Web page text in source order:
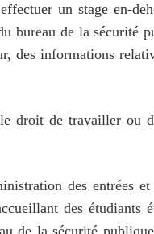
un stage en-
bureau de la
des informations
de travailler ou
des entrées et
des étudiants
de la sécurité